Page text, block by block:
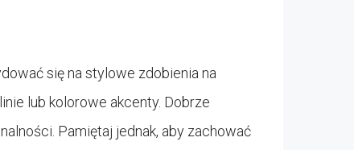
się na stylowe zdobienia na
lub kolorowe akcenty. Dobrze
Pamiętaj jednak, aby zachować